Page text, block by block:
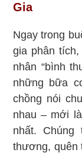
Gia
Ngay trong
gia phân
nhân “bình
những bữa
chồng nói
nhau – mới
nhất. Chúng
thương, quên